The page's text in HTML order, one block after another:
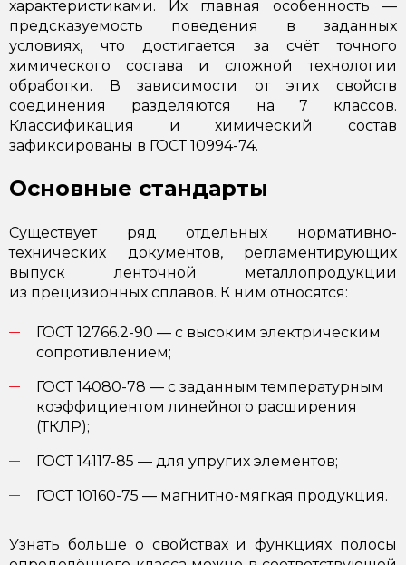
характеристиками. Их главная особенность —
предсказуемость поведения в заданных
условиях, что достигается за счёт точного
химического состава и сложной технологии
обработки. В зависимости от этих свойств
соединения разделяются на 7 классов.
Классификация и химический состав
зафиксированы в ГОСТ 10994-74.
Основные стандарты
Существует ряд отдельных нормативно-
технических документов, регламентирующих
выпуск ленточной металлопродукции
из прецизионных сплавов. К ним относятся:
ГОСТ 12766.2-90 — с высоким электрическим
сопротивлением;
ГОСТ 14080-78 — с заданным температурным
коэффициентом линейного расширения
(ТКЛР);
ГОСТ 14117-85 — для упругих элементов;
ГОСТ 10160-75 — магнитно-мягкая продукция.
Узнать больше о свойствах и функциях полосы